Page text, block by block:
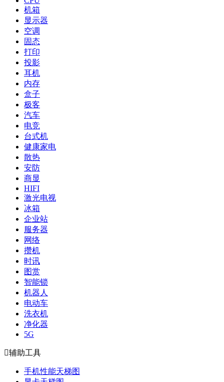
机箱
显示器
空调
固态
打印
投影
耳机
内存
盒子
极客
汽车
电竞
台式机
健康家电
散热
安防
商显
HIFI
激光电视
冰箱
企业站
服务器
网络
攒机
时讯
图赏
智能锁
机器人
电动车
洗衣机
净化器
5G
辅助工具
手机性能天梯图